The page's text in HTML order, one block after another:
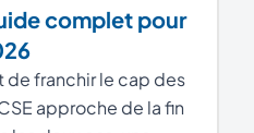
complet pour
de franchir le cap des
approche de la fin